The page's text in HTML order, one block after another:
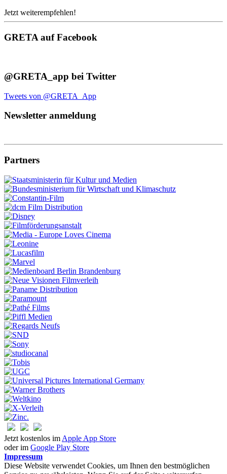
Jetzt weiterempfehlen!
GRETA auf Facebook
@GRETA_app bei Twitter
Tweets von @GRETA_App
Newsletter anmeldung
Partners
Jetzt kostenlos im Apple App Store
oder im Google Play Store
Impressum
Diese Website verwendet Cookies, um Ihnen den bestmöglichen